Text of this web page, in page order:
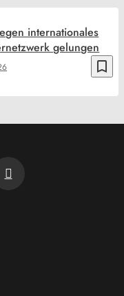
bookmark_border
internationales
gelungen